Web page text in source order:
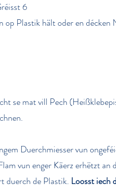
6
Plastik hält oder en décken
se mat vill Pech
Duerchmiesser vun
vun enger Käerz erhëtzt an
duerch de Plastik. Loosst iech